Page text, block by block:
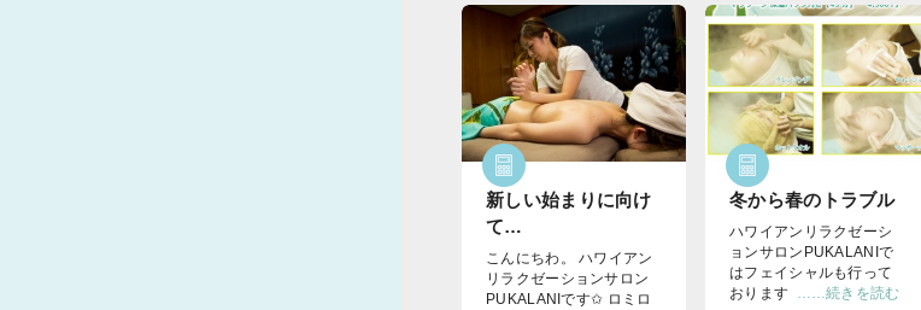
新しい始まりに向け
て…
こんにちわ。 ハワイアン
リラクゼーションサロン
PUKALANIです✩ ロミロ
冬から春のトラブル
ハワイアンリラクゼーシ
ョンサロンPUKALANIで
はフェイシャルも行って
おります ……続きを読む